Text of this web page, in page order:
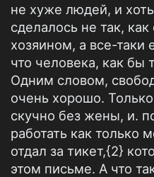
не хуже людей, и
сделалось не так,
хозяином, а все-таки
что человека, как бы
Одним словом,
очень хорошо.
скучно без жены, и.
работать как только
отдал за тикет,{2}
этом письме. А что